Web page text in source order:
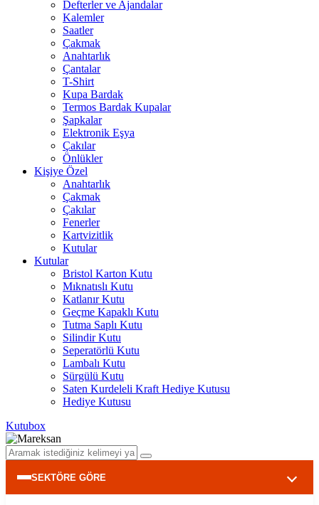
Defterler ve Ajandalar
Kalemler
Saatler
Çakmak
Anahtarlık
Çantalar
T-Shirt
Kupa Bardak
Termos Bardak Kupalar
Şapkalar
Elektronik Eşya
Çakılar
Önlükler
Kişiye Özel
Anahtarlık
Çakmak
Çakılar
Fenerler
Kartvizitlik
Kutular
Kutular
Bristol Karton Kutu
Mıknatıslı Kutu
Katlanır Kutu
Geçme Kapaklı Kutu
Tutma Saplı Kutu
Silindir Kutu
Seperatörlü Kutu
Lambalı Kutu
Sürgülü Kutu
Saten Kurdeleli Kraft Hediye Kutusu
Hediye Kutusu
Kutubox
SEKTÖRE GÖRE